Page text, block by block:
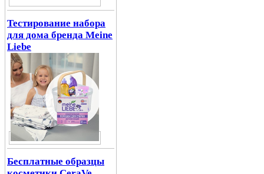
Тестирование набора
для дома бренда Meine
Liebe
Бесплатные образцы